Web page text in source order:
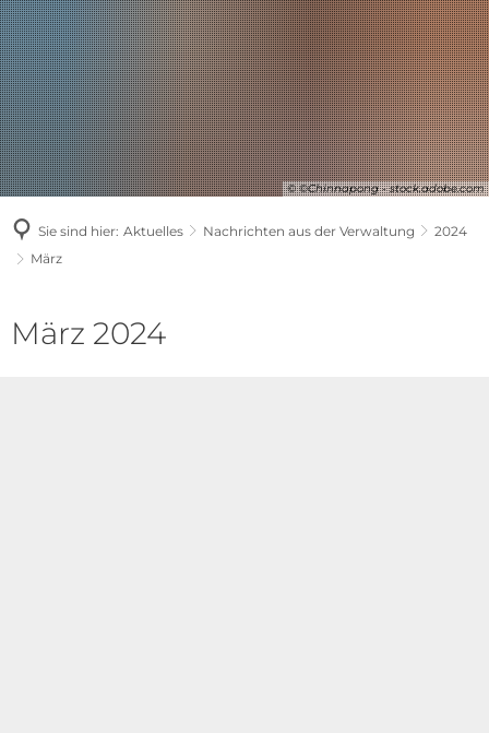
© ©Chinnapong - stock.adobe.com
Sie sind hier: Aktuelles Nachrichten aus der Verwaltung
2024
März
März
März 2024